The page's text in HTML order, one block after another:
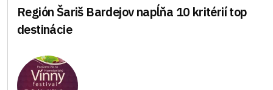
Región Šariš Bardejov napĺňa 10 kritérií top
destinácie